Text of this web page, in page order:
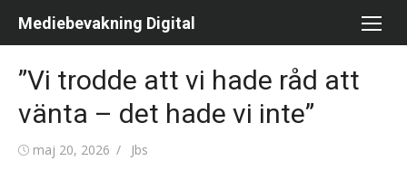
Mediebevakning Digital
”Vi trodde att vi hade råd att
vänta – det hade vi inte”
Publicerad
maj 20, 2026 Författare
Jbs